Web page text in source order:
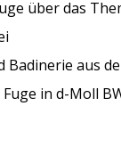
über das
Badinerie aus
in d-Moll